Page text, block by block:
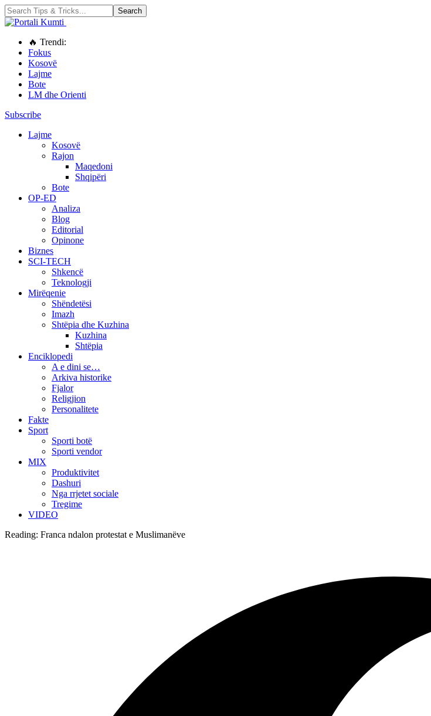
🔥 Trendi:
Fokus
Kosovë
Lajme
Bote
LM dhe Orienti
Subscribe
Lajme
Kosovë
Rajon
Maqedoni
Shqipëri
Bote
OP-ED
Analiza
Blog
Editorial
Opinone
Biznes
SCI-TECH
Shkencë
Teknologji
Mirëqenie
Shëndetësi
Imazh
Shtëpia dhe Kuzhina
Kuzhina
Shtëpia
Enciklopedi
A e dini se…
Arkiva historike
Fjalor
Religjion
Personalitete
Fakte
Sport
Sporti botë
Sporti vendor
MIX
Produktivitet
Dashuri
Nga rrjetet sociale
Tregime
VIDEO
Reading: Franca ndalon protestat e Muslimanëve